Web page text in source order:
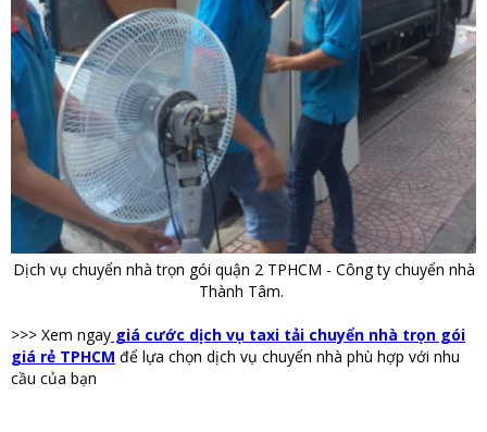
Dịch vụ chuyển nhà trọn gói quận 2 TPHCM - Công ty chuyển nhà
Thành Tâm.
>>> Xem ngay giá cước dịch vụ taxi tải chuyển nhà trọn gói
giá rẻ TPHCM để lựa chọn dịch vụ chuyển nhà phù hợp với nhu
cầu của bạn